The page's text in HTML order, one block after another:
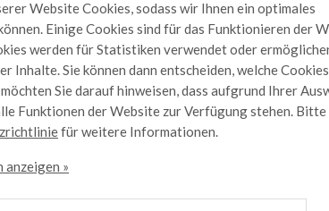
Website Cookies, sodass wir Ihnen ein optimales
Einige Cookies sind für das Funktionieren der
werden für Statistiken verwendet oder
Inhalte. Sie können dann entscheiden, welche
Sie darauf hinweisen, dass aufgrund Ihrer
Funktionen der Website zur Verfügung stehen. Bitte
für weitere Informationen.
»
finden Sie unter Huegli.com.